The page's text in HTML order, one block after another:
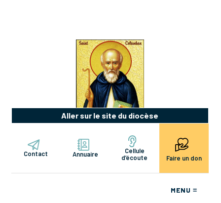
Aller sur le site du diocèse
Contact Annuaire
Cellule
d’écoute
Faire un don